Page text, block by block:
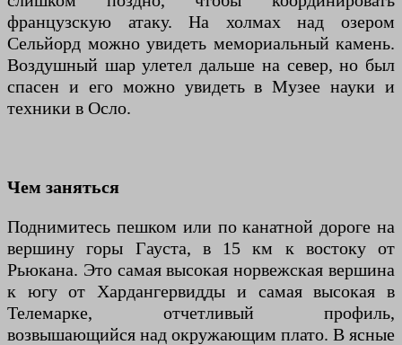
французскую атаку. На холмах над озером
Сельйорд можно увидеть мемориальный камень.
Воздушный шар улетел дальше на север, но был
спасен и его можно увидеть в Музее науки и
техники в Осло.
Чем заняться
Поднимитесь пешком или по канатной дороге на
вершину горы Гауста, в 15 км к востоку от
Рьюкана. Это самая высокая норвежская вершина
к югу от Хардангервидды и самая высокая в
Телемарке, отчетливый профиль,
возвышающийся над окружающим плато. В ясные